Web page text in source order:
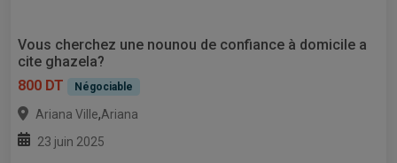
Vous cherchez une nounou de confiance à domicile a
cite ghazela?
800 DT
Négociable
Ariana Ville,Ariana
23 juin 2025